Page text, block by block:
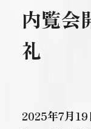
Food
内覧会
礼
2025年7月